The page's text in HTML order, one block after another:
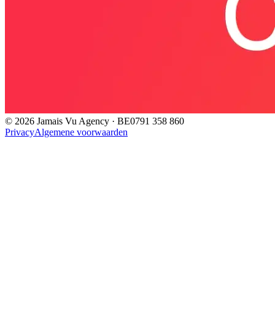
© 2026 Jamais Vu Agency · BE0791 358 860
PrivacyAlgemene voorwaarden